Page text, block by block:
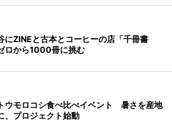
にZINEと古本とコーヒーの店「千冊書
から1000冊に挑む
ウモロコシ食べ比べイベント 暑さを産地
、プロジェクト始動